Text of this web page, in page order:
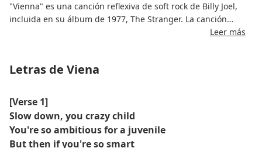
"Vienna" es una canción reflexiva de soft rock de Billy Joel,
incluida en su álbum de 1977, The Stranger. La canción
ofrece consejos para tomarse la vida con calma, valorar el
el tiempo.
Escrita y compuesta por Billy Joel, la canción exhibe sus
características melodías de piano y una voz emotiva. El tema
combina una instrumentación suave con letras emotivas,
convirtiéndola en un clásico imperecedero conocido por su
Leer más
Letras de Viena
[Verse 1]
Slow down, you crazy child
You're so ambitious for a juvenile
But then if you're so smart